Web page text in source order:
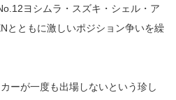
ヨシムラ・スズキ・シェル・ア
とともに激しいポジション争いを繰
ーが一度も出場しないという珍し